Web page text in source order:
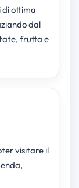
di ottima
dal
frutta e
visitare il